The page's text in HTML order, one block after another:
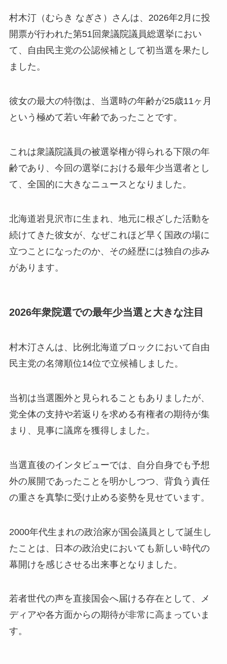
村木汀（むらき なぎさ）さんは、2026年2月に投
開票が行われた第51回衆議院議員総選挙におい
て、自由民主党の公認候補として初当選を果たし
ました。
彼女の最大の特徴は、当選時の年齢が25歳11ヶ月
という極めて若い年齢であったことです。
これは衆議院議員の被選挙権が得られる下限の年
齢であり、今回の選挙における最年少当選者とし
て、全国的に大きなニュースとなりました。
北海道岩見沢市に生まれ、地元に根ざした活動を
続けてきた彼女が、なぜこれほど早く国政の場に
立つことになったのか、その経歴には独自の歩み
があります。
2026年衆院選での最年少当選と大きな注目
村木汀さんは、比例北海道ブロックにおいて自由
民主党の名簿順位14位で立候補しました。
当初は当選圏外と見られることもありましたが、
党全体の支持や若返りを求める有権者の期待が集
まり、見事に議席を獲得しました。
当選直後のインタビューでは、自分自身でも予想
外の展開であったことを明かしつつ、背負う責任
の重さを真摯に受け止める姿勢を見せています。
2000年代生まれの政治家が国会議員として誕生し
たことは、日本の政治史においても新しい時代の
幕開けを感じさせる出来事となりました。
若者世代の声を直接国会へ届ける存在として、メ
ディアや各方面からの期待が非常に高まっていま
す。